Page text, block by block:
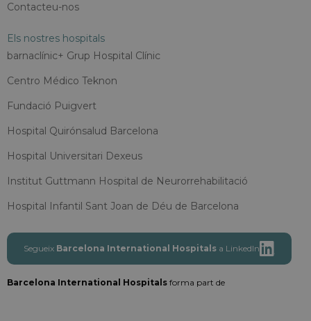
Contacteu-nos
Els nostres hospitals
barnaclínic+ Grup Hospital Clínic
Centro Médico Teknon
Fundació Puigvert
Hospital Quirónsalud Barcelona
Hospital Universitari Dexeus
Institut Guttmann Hospital de Neurorrehabilitació
Hospital Infantil Sant Joan de Déu de Barcelona
Segueix Barcelona International Hospitals a LinkedIn
Barcelona International Hospitals forma part de